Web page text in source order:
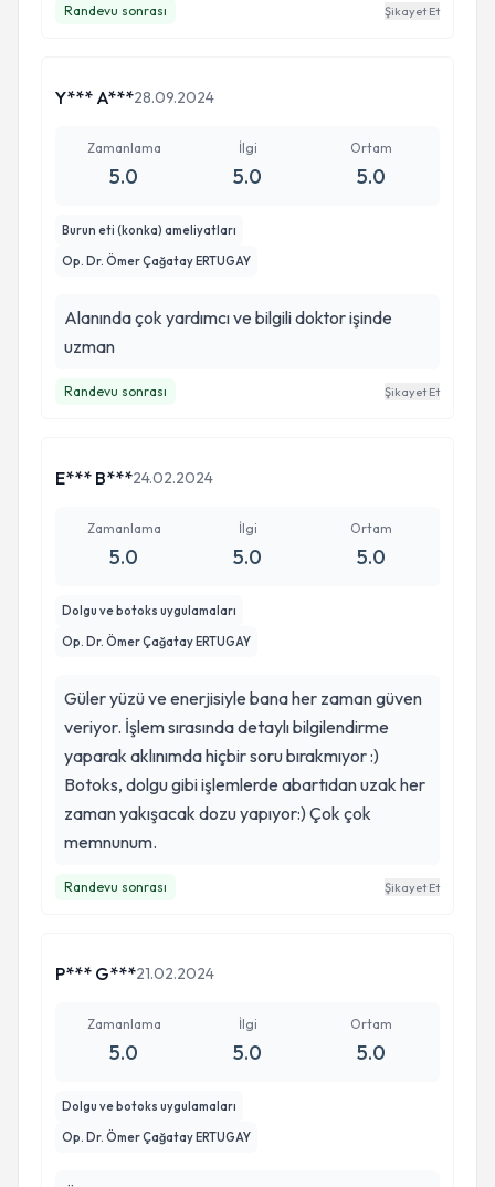
Randevu sonrası Şikayet Et
Y*** A***28.09.2024
Zamanlama
5.0
İlgi
5.0
Ortam
5.0
Burun eti (konka) ameliyatları
Op. Dr. Ömer Çağatay ERTUGAY
Alanında çok yardımcı ve bilgili doktor işinde
uzman
Randevu sonrası Şikayet Et
E*** B***24.02.2024
Zamanlama
5.0
İlgi
5.0
Ortam
5.0
Dolgu ve botoks uygulamaları
Op. Dr. Ömer Çağatay ERTUGAY
Güler yüzü ve enerjisiyle bana her zaman güven
veriyor. İşlem sırasında detaylı bilgilendirme
yaparak aklınımda hiçbir soru bırakmıyor :)
Botoks, dolgu gibi işlemlerde abartıdan uzak her
zaman yakışacak dozu yapıyor:) Çok çok
memnunum.
Randevu sonrası Şikayet Et
P*** G***21.02.2024
Zamanlama
5.0
İlgi
5.0
Ortam
5.0
Dolgu ve botoks uygulamaları
Op. Dr. Ömer Çağatay ERTUGAY